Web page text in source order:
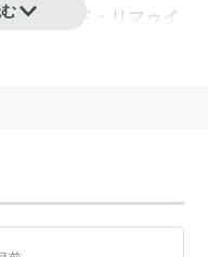
ヴィッド・リマゥイ